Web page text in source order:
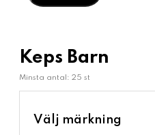
Keps Barn
Minsta antal: 25 st
Välj märkning